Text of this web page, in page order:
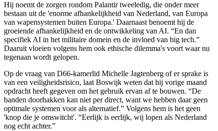
Hij noemt de zorgen rondom Palantir tweeledig, die onder meer
bestaan uit de 'enorme afhankelijkheid van Nederland, van Europa
van wapensystemen buiten Europa.' Daarnaast benoemt hij de
groeiende afhankelijkheid en de ontwikkeling van AI. “En dan
specifiek AI in het militaire domein en de invloed van big tech.”
Daaruit vloeien volgens hem ook ethische dilemma's voort waar nu
tegenaan wordt gelopen.
Op de vraag van D66-kamerlid Michelle Jagtenberg of er sprake is
van een veiligheidsrisico, laat Boswijk weten dat hij vorige maand
opdracht heeft gegeven om het gebruik ervan af te bouwen. “De
banden doorhakken kan niet per direct, want we hebben daar geen
optimale systemen voor als alternatief.” Volgens hem is het geen
'knop die je omswitcht'. “Eerlijk is eerlijk, wij lopen als Nederland
nog echt achter.”